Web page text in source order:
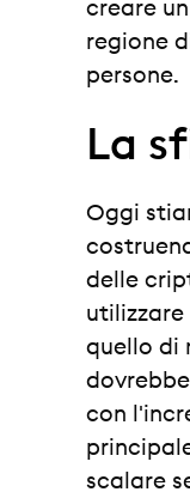
creare
regione
persone.
La
Oggi
delle
quello di
con
scalare